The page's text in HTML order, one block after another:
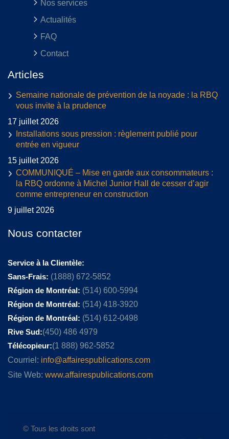
Nos services
Actualités
FAQ
Contact
Articles
Semaine nationale de prévention de la noyade : la RBQ
vous invite à la prudence
17 juillet 2026
Installations sous pression : règlement publié pour
entrée en vigueur
15 juillet 2026
COMMUNIQUÉ – Mise en garde aux consommateurs :
la RBQ ordonne à Michel Junior Hall de cesser d’agir
comme entrepreneur en construction
9 juillet 2026
Nous contacter
Service à la Clientèle:
Sans-Frais: (1888) 672-5852
Région de Montréal: (514) 600-5994
Région de Montréal: (514) 418-3920
Région de Montréal: (514) 612-0498
Rive Sud:(450) 486 4979
Télécopieur:(1 888) 962-5852
Courriel: info@affairespublications.com
Site Web: www.affairespublications.com
© Tous les droits sont